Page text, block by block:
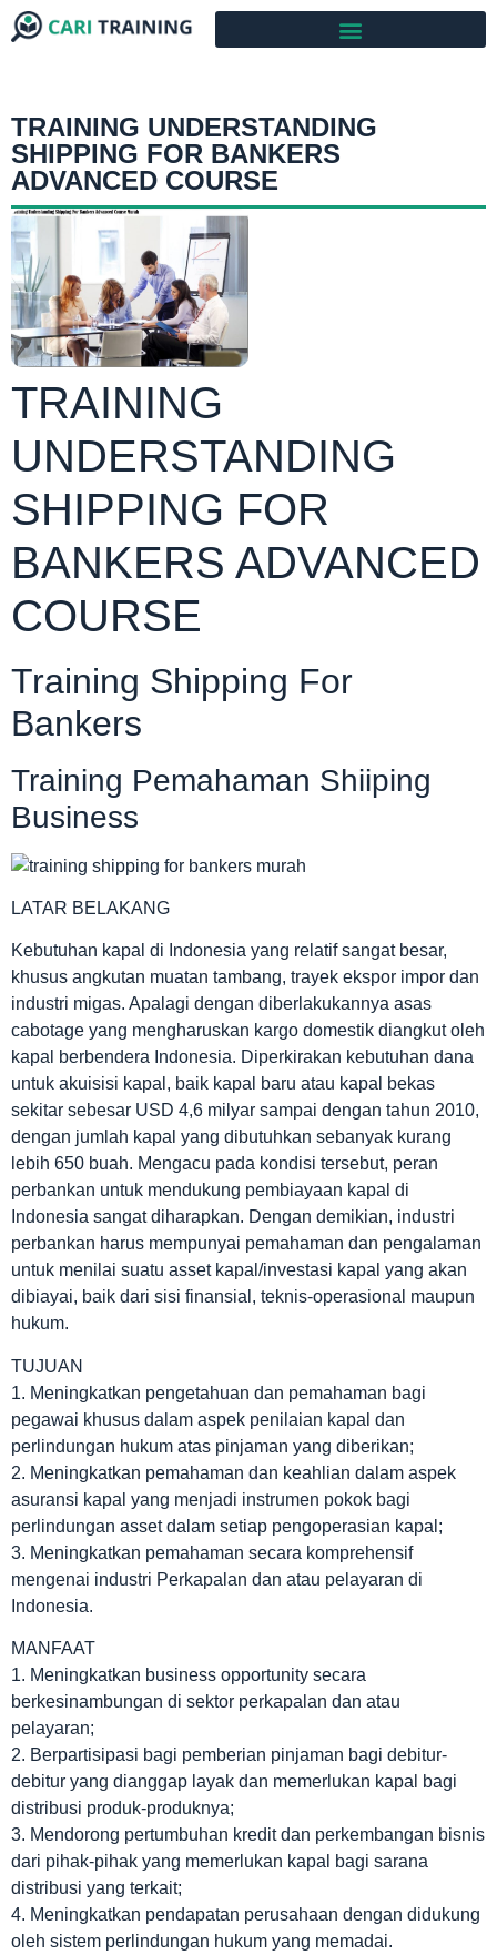
TRAINING UNDERSTANDING
SHIPPING FOR BANKERS
ADVANCED COURSE
TRAINING
UNDERSTANDING
SHIPPING FOR
BANKERS ADVANCED
COURSE
Training Shipping For
Bankers
Training Pemahaman Shiiping
Business
LATAR BELAKANG
Kebutuhan kapal di Indonesia yang relatif sangat besar,
khusus angkutan muatan tambang, trayek ekspor impor dan
industri migas. Apalagi dengan diberlakukannya asas
cabotage yang mengharuskan kargo domestik diangkut oleh
kapal berbendera Indonesia. Diperkirakan kebutuhan dana
untuk akuisisi kapal, baik kapal baru atau kapal bekas
sekitar sebesar USD 4,6 milyar sampai dengan tahun 2010,
dengan jumlah kapal yang dibutuhkan sebanyak kurang
lebih 650 buah. Mengacu pada kondisi tersebut, peran
perbankan untuk mendukung pembiayaan kapal di
Indonesia sangat diharapkan. Dengan demikian, industri
perbankan harus mempunyai pemahaman dan pengalaman
untuk menilai suatu asset kapal/investasi kapal yang akan
dibiayai, baik dari sisi finansial, teknis-operasional maupun
hukum.
TUJUAN
1. Meningkatkan pengetahuan dan pemahaman bagi
pegawai khusus dalam aspek penilaian kapal dan
perlindungan hukum atas pinjaman yang diberikan;
2. Meningkatkan pemahaman dan keahlian dalam aspek
asuransi kapal yang menjadi instrumen pokok bagi
perlindungan asset dalam setiap pengoperasian kapal;
3. Meningkatkan pemahaman secara komprehensif
mengenai industri Perkapalan dan atau pelayaran di
Indonesia.
MANFAAT
1. Meningkatkan business opportunity secara
berkesinambungan di sektor perkapalan dan atau
pelayaran;
2. Berpartisipasi bagi pemberian pinjaman bagi debitur-
debitur yang dianggap layak dan memerlukan kapal bagi
distribusi produk-produknya;
3. Mendorong pertumbuhan kredit dan perkembangan bisnis
dari pihak-pihak yang memerlukan kapal bagi sarana
distribusi yang terkait;
4. Meningkatkan pendapatan perusahaan dengan didukung
oleh sistem perlindungan hukum yang memadai.